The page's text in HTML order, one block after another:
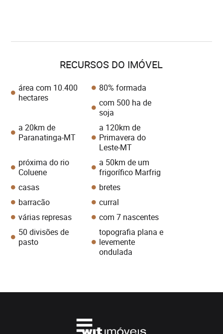
RECURSOS DO IMÓVEL
área com 10.400
hectares
80% formada
com 500 ha de
soja
a 20km de
Paranatinga-MT
a 120km de
Primavera do
Leste-MT
próxima do rio
Coluene
a 50km de um
frigorífico Marfrig
casas
bretes
barracão
curral
várias represas
com 7 nascentes
50 divisões de
pasto
topografia plana e
levemente
ondulada